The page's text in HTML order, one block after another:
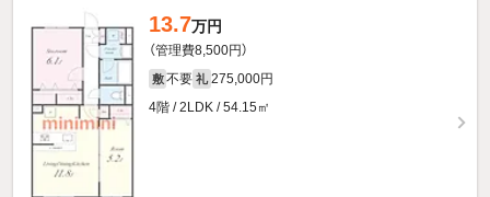
13.7万円
（管理費8,500円）
敷 不要 礼 275,000円
4階 / 2LDK / 54.15㎡